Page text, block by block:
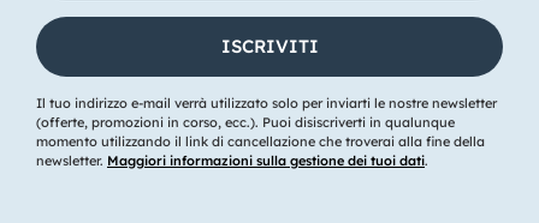
Il tuo indirizzo e-mail verrà utilizzato solo per inviarti le nostre newsletter
(offerte, promozioni in corso, ecc.). Puoi disiscriverti in qualunque
momento utilizzando il link di cancellazione che troverai alla fine della
newsletter. Maggiori informazioni sulla gestione dei tuoi dati.